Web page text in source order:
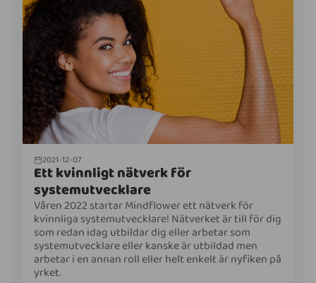
2021-12-07
Ett kvinnligt nätverk för
systemutvecklare
Våren 2022 startar Mindflower ett nätverk för
kvinnliga systemutvecklare! Nätverket är till för dig
som redan idag utbildar dig eller arbetar som
systemutvecklare eller kanske är utbildad men
arbetar i en annan roll eller helt enkelt är nyfiken på
yrket.